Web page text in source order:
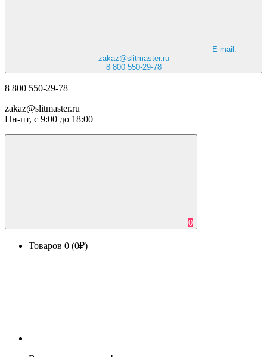
E-mail:
zakaz@slitmaster.ru
8 800 550-29-78
8 800 550-29-78
zakaz@slitmaster.ru
Пн-пт, с 9:00 до 18:00
0
Товаров 0 (0₽)